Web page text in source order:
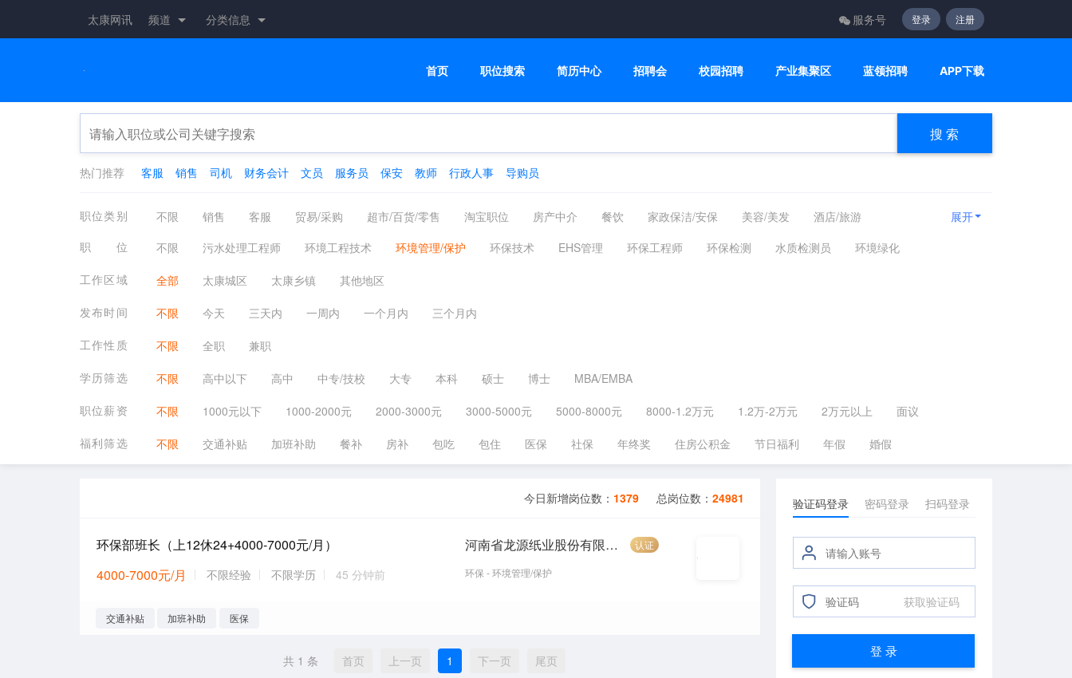
太康网讯 频道 分类信息 服务号 登录 注册
首页 职位搜索 简历中心 招聘会 校园招聘 产业集聚区 蓝领招聘 APP下载
搜 索
热门推荐 客服 销售 司机 财务会计 文员 服务员 保安 教师 行政人事 导购员
职位类别 不限 销售 客服 贸易/采购 超市/百货/零售 淘宝职位 房产中介 餐饮 家政保洁/安保 美容/美发
酒店/旅游
摄影影视
娱乐/休闲 保健按摩 运动健身 人事/行政/后勤 司机 高级管理 市场/媒介/公关 广告/会展/咨询
美术/设计/创意
展开
职位
不限 污水处理工程师 环境工程技术 环境管理/保护 环保技术 EHS管理 环保工程师 环保检测 水质检测员
环境绿化
工作区域
全部 太康城区 太康乡镇
其他地区
发布时间
不限 今天 三天内 一周内 一个月内
三个月内
工作性质
不限 全职
兼职
学历筛选
不限 高中以下 高中 中专/技校 大专 本科 硕士 博士
MBA/EMBA
职位薪资
不限 1000元以下 1000-2000元 2000-3000元 3000-5000元 5000-8000元 8000-1.2万元 1.2万-2万元 2万元以上
面议
福利筛选
不限 交通补贴 加班补助 餐补 房补 包吃 包住 医保 社保 年终奖 住房公积金 节日福利 年假 婚假
今日新增岗位数： 1379 总岗位数：24981
环保部班长（上12休24+4000-7000元/月）
4000-7000元/月
不限经验 不限学历 45 分钟前
河南省龙源纸业股份有限公司 认证
环保 - 环境管理/保护
交通补贴 加班补助 医保
共 1 条 首页 上一页 1 下一页 尾页
验证码登录 密码登录 扫码登录
获取验证码
登 录